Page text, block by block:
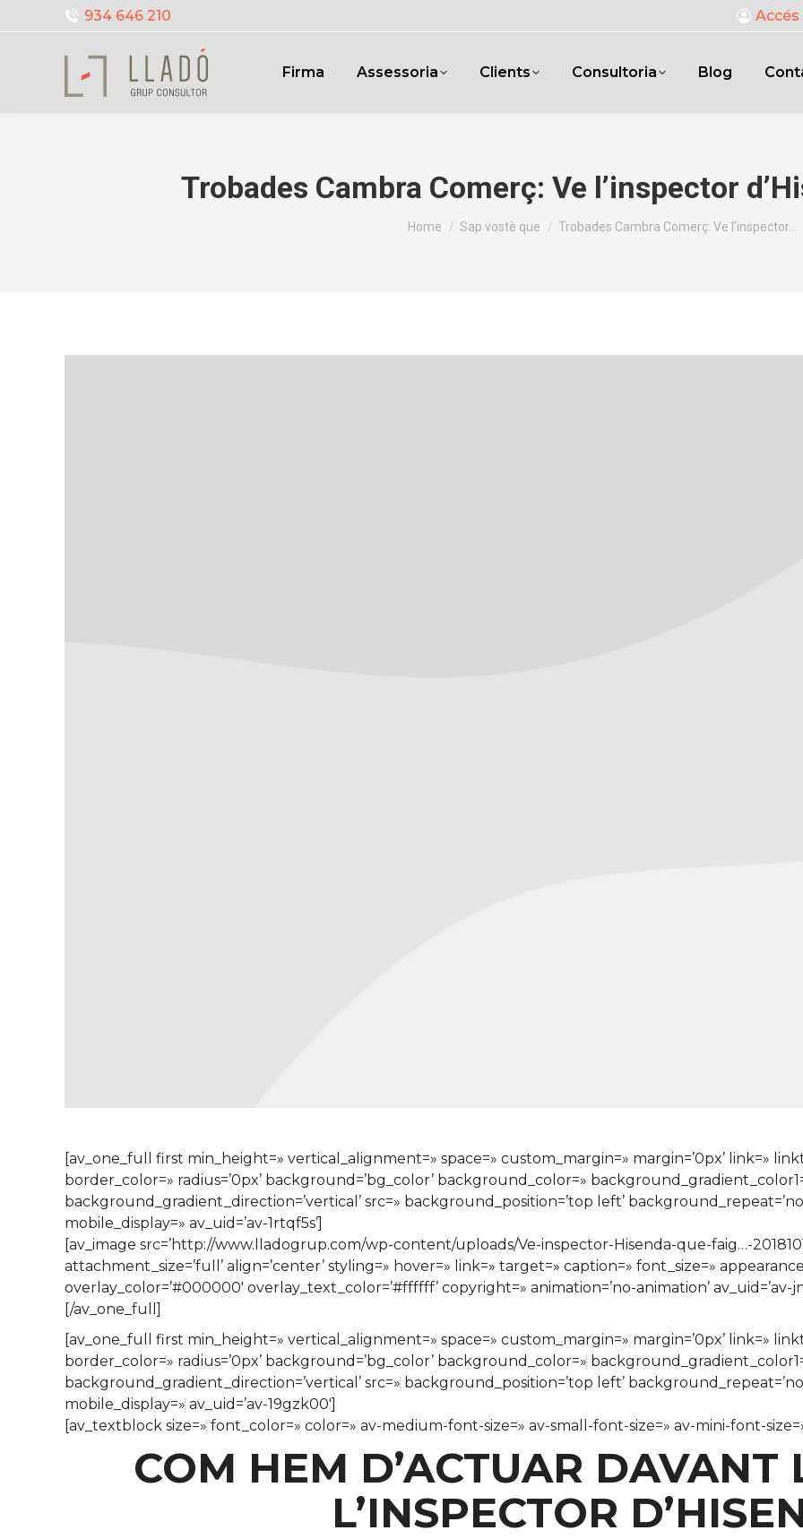
934 646 210
Firma Assessoria Clients Consultoria Blog
Trobades Cambra Comerç: Ve l’inspector
You are here:
Home Sap vostè que Trobades Cambra Comerç: Ve l’inspector…
[av_one_full first min_height=» vertical_alignment=» space=» custom_margin=» margin=’0px’ link=»
border_color=» radius=’0px’ background=’bg_color’ background_color=»
background_gradient_direction=’vertical’ src=» background_position=’top left’
mobile_display=» av_uid=’av-1rtqf5s’]
[av_image src=’http://www.lladogrup.com/wp-content/uploads/Ve-inspector-Hisenda-que-faig…-
attachment_size=’full’ align=’center’ styling=» hover=» link=» target=» caption=» font_size=»
overlay_color=’#000000′ overlay_text_color=’#ffffff’ copyright=» animation=’no-animation’
[/av_one_full]
[av_one_full first min_height=» vertical_alignment=» space=» custom_margin=» margin=’0px’ link=»
border_color=» radius=’0px’ background=’bg_color’ background_color=»
background_gradient_direction=’vertical’ src=» background_position=’top left’
mobile_display=» av_uid=’av-19gzk00′]
[av_textblock size=» font_color=» color=» av-medium-font-size=» av-small-font-size=» av-mini-font-
COM HEM D’ACTUAR DAVANT
L’INSPECTOR